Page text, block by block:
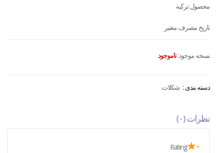
محصول ترکیه
تاریخ مصرف معتبر
نسخه موجود: ناموجود
دسته بندی : شکلات
نظرات (۰)
۰★ Rating